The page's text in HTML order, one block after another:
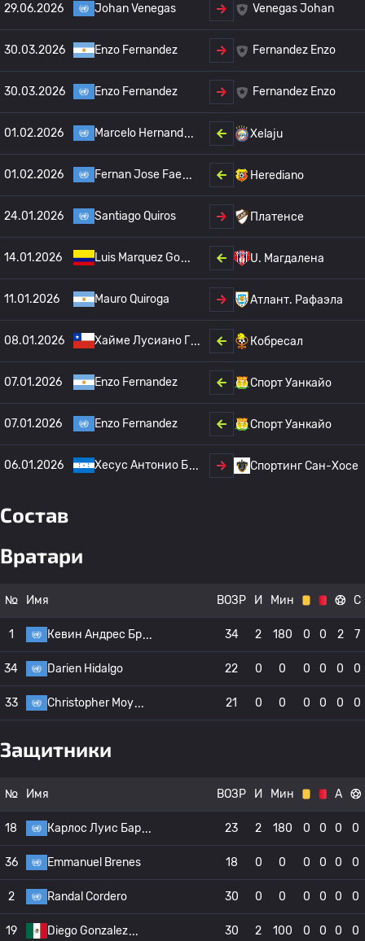
29.06.2026 Johan Venegas Venegas Johan
30.03.2026 Enzo Fernandez Fernandez Enzo
30.03.2026 Enzo Fernandez Fernandez Enzo
01.02.2026 Marcelo Hernand Xelaju
01.02.2026 Fernan Jose Fae Herediano
24.01.2026 Santiago Quiros Платенсе
14.01.2026 Luis Marquez Go U. Магдалена
11.01.2026 Mauro Quiroga Атлант. Рафаэла
08.01.2026 Хайме Лусиано Г Кобресал
07.01.2026 Enzo Fernandez Спорт Уанкайо
07.01.2026 Enzo Fernandez Спорт Уанкайо
06.01.2026 Хесус Антонио Б Спортинг Сан-Хосе
Состав
Вратари
№ Имя ВОЗР И Мин С
1 Кевин Андрес Бр 34 2 180 0 0 2 7
34 Darien Hidalgo 22 0 0 0 0 0 0
33 Christopher Moy 21 0 0 0 0 0 0
Защитники
№ Имя ВОЗР И Мин А
18 Карлос Луис Бар 23 2 180 0 0 0 0
36 Emmanuel Brenes 18 0 0 0 0 0 0
2 Randal Cordero 30 0 0 0 0 0 0
19 Diego Gonzalez 30 2 100 0 0 0 0